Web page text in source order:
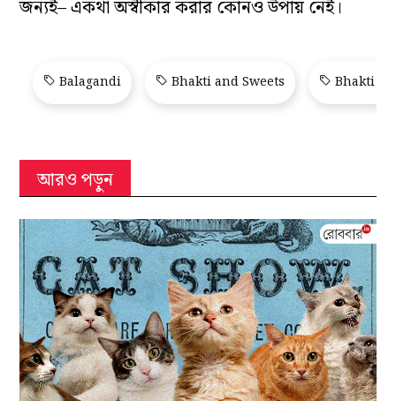
জন‌্যই– একথা অস্বীকার করার কোনও উপায় নেই।
Balagandi Bhakti and Sweets Bhakti
আরও পড়ুন